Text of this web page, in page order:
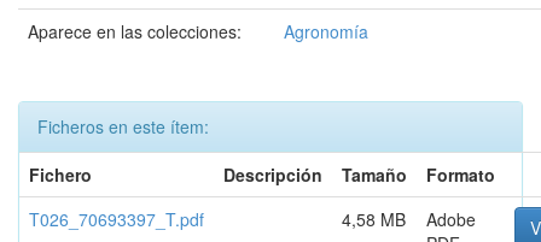
Aparece en las colecciones:
Agronomía
Ficheros en este ítem:
Fichero
Descripción Tamaño
Formato
T026_70693397_T.pdf
4,58 MB
Adobe